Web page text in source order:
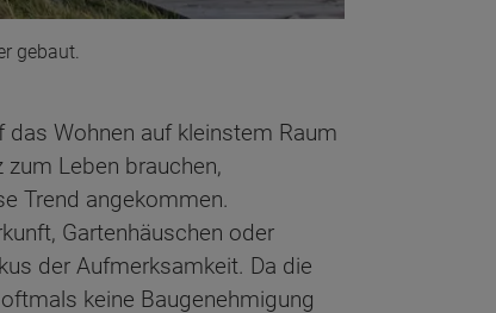
gebaut.
Wohnen auf kleinstem Raum
Leben brauchen,
Trend angekommen.
Gartenhäuschen oder
der Aufmerksamkeit. Da die
keine Baugenehmigung